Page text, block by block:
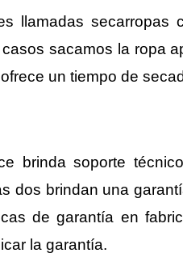
llamadas secarropas
sacamos la ropa
un tiempo de
brinda soporte
dos brindan una
de garantía en
la garantía.